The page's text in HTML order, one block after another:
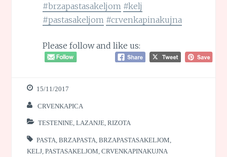
#brzapastasakeljom #kelj
#pastasakeljom #crvenkapinakujna
Please follow and like us:
15/11/2017
CRVENKAPICA
TESTENINE, LAZANJE, RIZOTA
PASTA ,BRZAPASTA ,BRZAPASTASAKELJOM
KELJ ,PASTASAKELJOM ,CRVENKAPINAKUJNA